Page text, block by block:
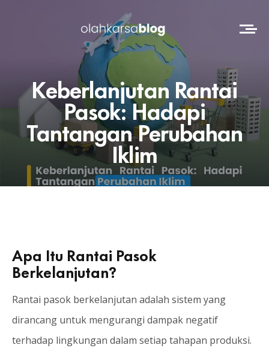
Keberlanjutan Rantai
Pasok: Hadapi
Tantangan Perubahan
Iklim
Apa Itu Rantai Pasok
Berkelanjutan?
Rantai pasok berkelanjutan adalah sistem yang
dirancang untuk mengurangi dampak negatif
terhadap lingkungan dalam setiap tahapan produksi.